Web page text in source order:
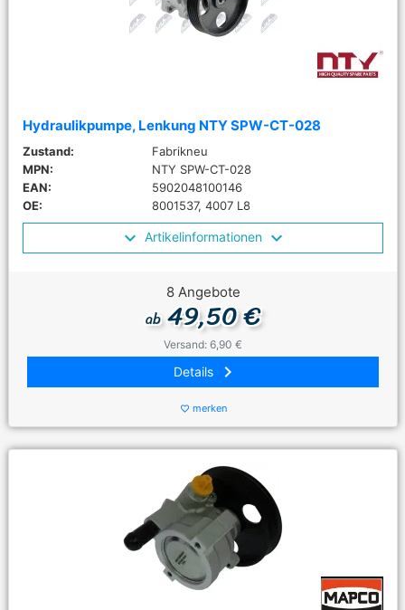
Hydraulikpumpe, Lenkung NTY SPW-CT-028
Zustand:
Fabrikneu
MPN:
NTY SPW-CT-028
EAN:
5902048100146
OE:
8001537, 4007 L8
Artikelinformationen
8 Angebote
ab49,50 €
Versand: 6,90 €
Details keyboard_arrow_right
favorite_border merken